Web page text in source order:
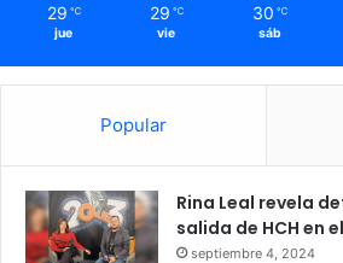
29 ℃
jue
29 ℃
vie
30 ℃
sáb
Popular
Rina Leal revela
salida de HCH en
septiembre 4, 2024